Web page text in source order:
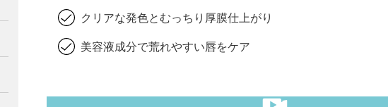
クリアな発色とむっちり厚膜仕上がり
美容液成分で荒れやすい唇をケア